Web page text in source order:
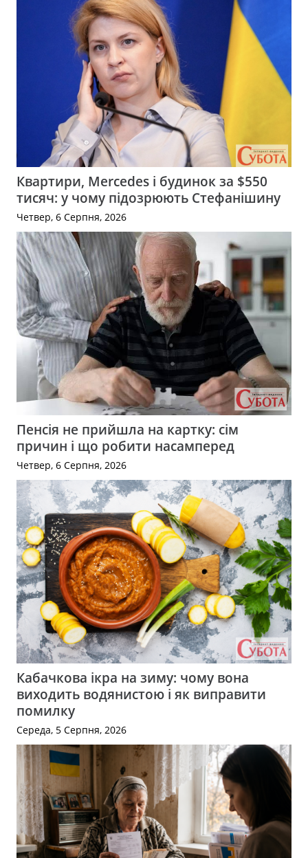
Квартири, Mercedes і будинок за $550
тисяч: у чому підозрюють Стефанішину
Четвер, 6 Серпня, 2026
Пенсія не прийшла на картку: сім
причин і що робити насамперед
Четвер, 6 Серпня, 2026
Кабачкова ікра на зиму: чому вона
виходить водянистою і як виправити
помилку
Середа, 5 Серпня, 2026